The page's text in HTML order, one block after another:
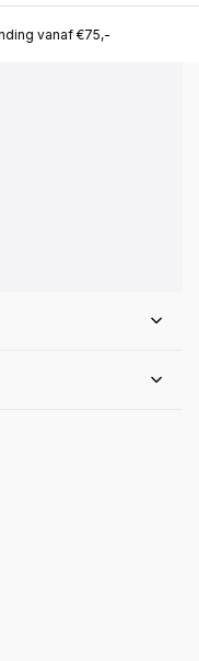
vanaf €75,-